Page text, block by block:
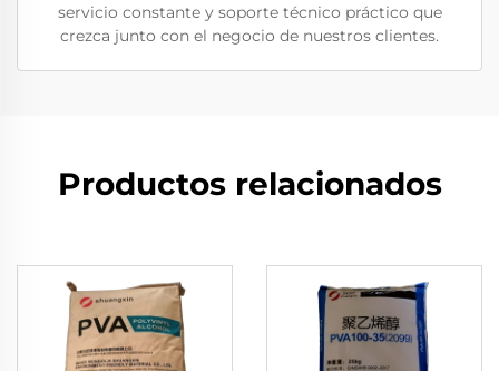
servicio constante y soporte técnico práctico que
crezca junto con el negocio de nuestros clientes.
Productos relacionados